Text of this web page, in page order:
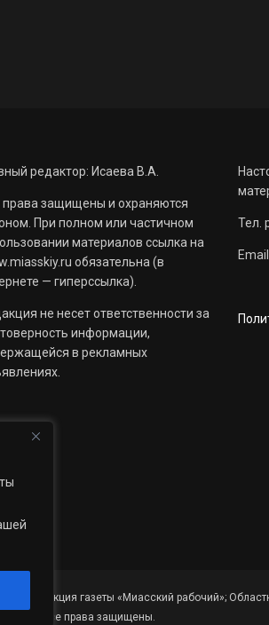
редактор: Исаева В.А.
права защищены и охраняются
При полном или частичном
материалов ссылка на
обязательна (в
— гиперссылка).
не несет ответственности за
информации,
в рекламных
Тел.
«Редакция газеты «Миасский рабочий»;
Все права защищены.